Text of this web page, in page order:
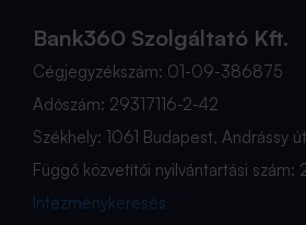
Bank360 Szolgáltató Kft.
Cégjegyzékszám: 01-09-386875
Adószám: 29317116-2-42
Székhely: 1061 Budapest, Andrássy
Függő közvetítői nyilvántartási
Intézménykeresés